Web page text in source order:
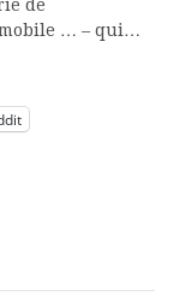
de
… – qui…